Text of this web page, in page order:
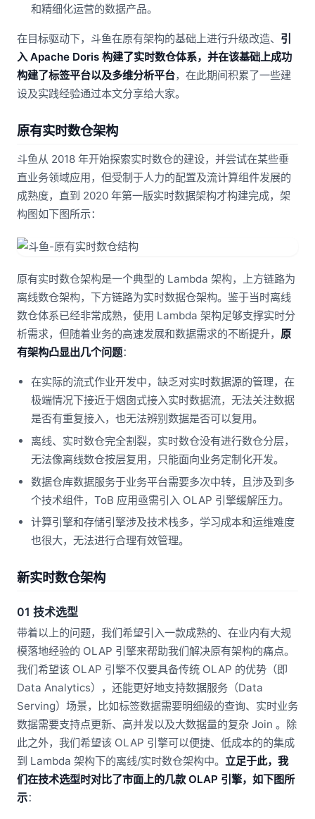
和精细化运营的数据产品。
在目标驱动下，斗鱼在原有架构的基础上进行升级改造、 引
入 Apache Doris 构建了实时数仓体系，并在该基础上成功
构建了标签平台以及多维分析平台，在此期间积累了一些建
设及实践经验通过本文分享给大家。
原有实时数仓架构
斗鱼从 2018 年开始探索实时数仓的建设，并尝试在某些垂
直业务领域应用，但受制于人力的配置及流计算组件发展的
成熟度，直到 2020 年第一版实时数据架构才构建完成，架
构图如下图所示：
原有实时数仓架构是一个典型的 Lambda 架构，上方链路为
离线数仓架构，下方链路为实时数据仓架构。鉴于当时离线
数仓体系已经非常成熟，使用 Lambda 架构足够支撑实时分
析需求，但随着业务的高速发展和数据需求的不断提升， 原
有架构凸显出几个问题：
在实际的流式作业开发中，缺乏对实时数据源的管理，在
极端情况下接近于烟囱式接入实时数据流，无法关注数据
是否有重复接入，也无法辨别数据是否可以复用。
离线、实时数仓完全割裂，实时数仓没有进行数仓分层，
无法像离线数仓按层复用，只能面向业务定制化开发。
数据仓库数据服务于业务平台需要多次中转，且涉及到多
个技术组件，ToB 应用亟需引入 OLAP 引擎缓解压力。
计算引擎和存储引擎涉及技术栈多，学习成本和运维难度
也很大，无法进行合理有效管理。
新实时数仓架构
01 技术选型
带着以上的问题，我们希望引入一款成熟的、在业内有大规
模落地经验的 OLAP 引擎来帮助我们解决原有架构的痛点。
我们希望该 OLAP 引擎不仅要具备传统 OLAP 的优势（即
Data Analytics），还能更好地支持数据服务（Data
Serving）场景，比如标签数据需要明细级的查询、实时业务
数据需要支持点更新、高并发以及大数据量的复杂 Join 。除
此之外，我们希望该 OLAP 引擎可以便捷、低成本的的集成
到 Lambda 架构下的离线/实时数仓架构中。 立足于此，我
们在技术选型时对比了市面上的几款 OLAP 引擎，如下图所
示：